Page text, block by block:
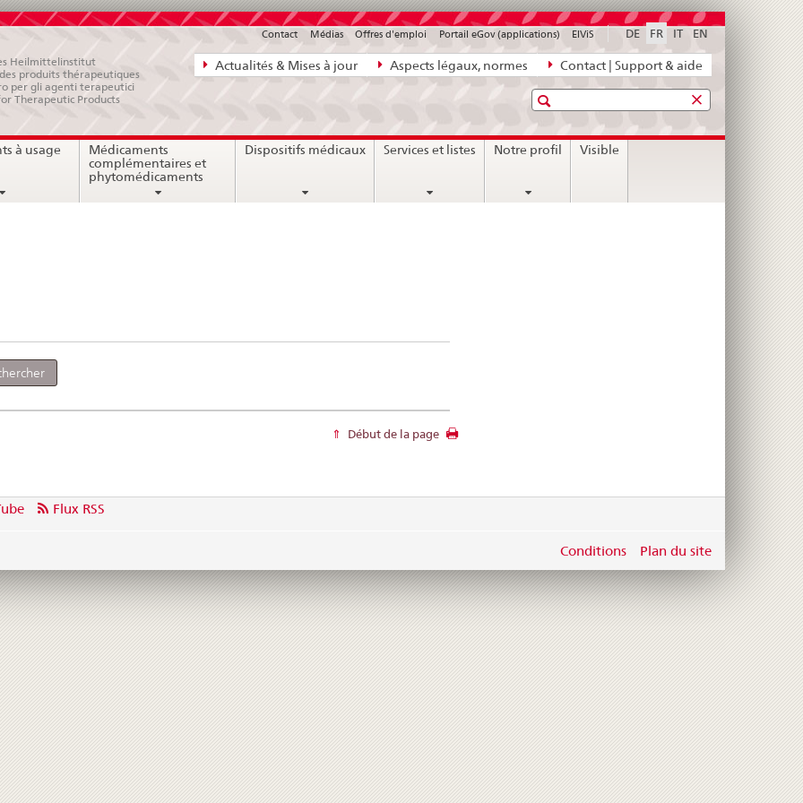
Navigation
directe:
bases
juridiques,
contact
Actualités & Mises à jour Aspects légaux, normes Contact | Support & aide
DE FR IT EN
Contact Médias Offres d'emploi Portail eGov (applications) ElViS
Heilmittelinstitut
produits thérapeutiques
per gli agenti terapeutici
Therapeutic Products
Recherche
à usage
Médicaments
complémentaires et
phytomédicaments
Dispositifs médicaux Services et listes Notre profil Visible
Début de la page
Flux RSS
Conditions Plan du site